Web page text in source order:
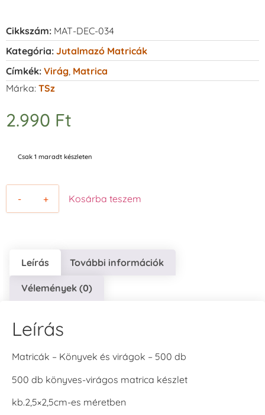
Cikkszám: MAT-DEC-034
Kategória: Jutalmazó Matricák
Címkék: Virág Matrica
Márka: TSz
2.990 Ft
Csak 1 maradt készleten
- + Kosárba teszem
Leírás További információk
Vélemények (0)
Leírás
Matricák – Könyvek és virágok – 500 db
500 db könyves-virágos matrica készlet
kb.2,5×2,5cm-es méretben